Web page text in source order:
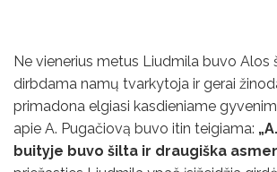
Ne vienerius metus Liudmila buvo Alos
dirbdama namų tvarkytoja ir gerai
primadona elgiasi kasdieniame
apie A. Pugačiovą buvo itin teigiama:
buityje buvo šilta ir draugiška